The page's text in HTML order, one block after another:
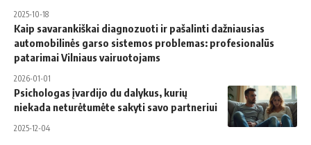
2025-10-18
Kaip savarankiškai diagnozuoti ir pašalinti dažniausias
automobilinės garso sistemos problemas: profesionalūs
patarimai Vilniaus vairuotojams
2026-01-01
Psichologas įvardijo du dalykus, kurių
niekada neturėtumėte sakyti savo partneriui
2025-12-04